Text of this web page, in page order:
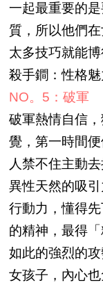
一起最重要的
質，所以他們
太多技巧就能博
殺手鐧：性格魅
NO。5：破軍
破軍熱情自信
覺，第一時間
人禁不住主動
異性天然的吸
行動力，懂得
的精神，最得
如此的強烈的
女孩子，內心